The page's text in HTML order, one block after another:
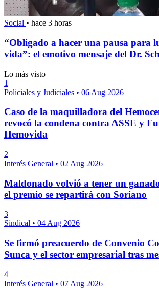
Social • hace 3 horas
“Obligado a hacer una pausa para
vida”: el emotivo mensaje del Dr.
Lo más visto
1
Policiales y Judiciales • 06 Aug 2026
Caso de la maquilladora del
revocó la condena contra ASSE y
Hemovida
2
Interés General • 02 Aug 2026
Maldonado volvió a tener un
el premio se repartirá con Soriano
3
Sindical • 04 Aug 2026
Se firmó preacuerdo de Convenio
Sunca y el sector empresarial tras
4
Interés General • 07 Aug 2026